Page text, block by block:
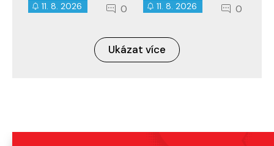
11. 8. 2026 0 11. 8. 2026 0
Ukázat více